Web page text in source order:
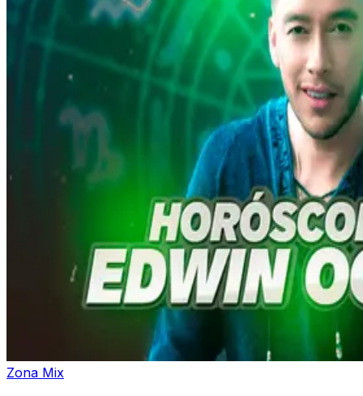
Zona Mix